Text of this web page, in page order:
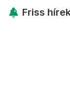
Friss